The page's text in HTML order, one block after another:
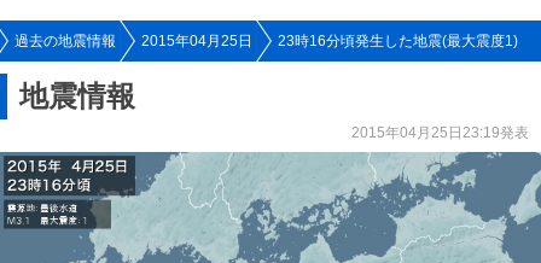
過去の地震情報 2015年04月25日 23時16分頃発生した地震(最大震度1)
地震情報
2015年04月25日23:19発表